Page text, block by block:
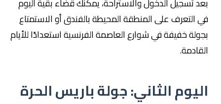
في التعرف على المنطقة المحيطة بالفندق أو الاستمتاع
بجولة خفيفة في شوارع العاصمة الفرنسية استعدادًا للأيام
القادمة.
اليوم الثاني: جولة باريس الحرة